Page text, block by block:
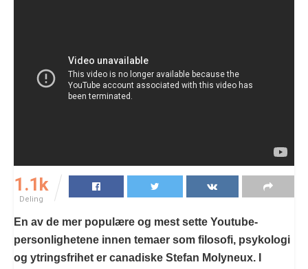
1.1k
Deling
En av de mer populære og mest sette Youtube-
personlighetene innen temaer som filosofi, psykologi
og ytringsfrihet er canadiske Stefan Molyneux. I